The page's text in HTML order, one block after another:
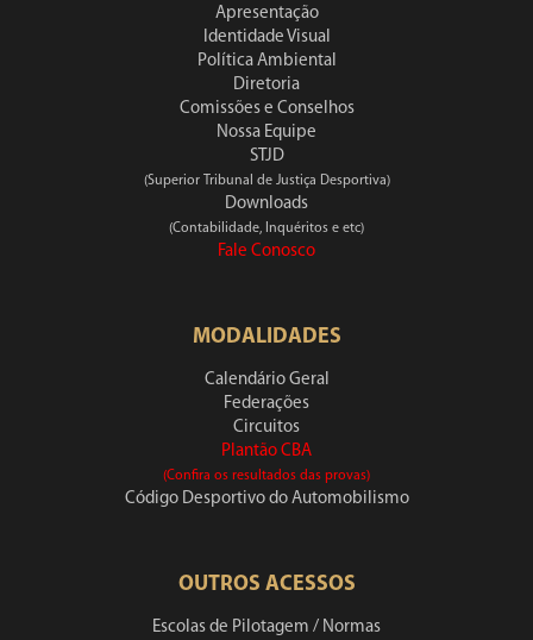
Apresentação
Identidade Visual
Política Ambiental
Diretoria
Comissões e Conselhos
Nossa Equipe
STJD
(Superior Tribunal de Justiça Desportiva)
Downloads
(Contabilidade, Inquéritos e etc)
Fale Conosco
MODALIDADES
Calendário Geral
Federações
Circuitos
Plantão CBA
(Confira os resultados das provas)
Código Desportivo do Automobilismo
OUTROS ACESSOS
Escolas de Pilotagem / Normas